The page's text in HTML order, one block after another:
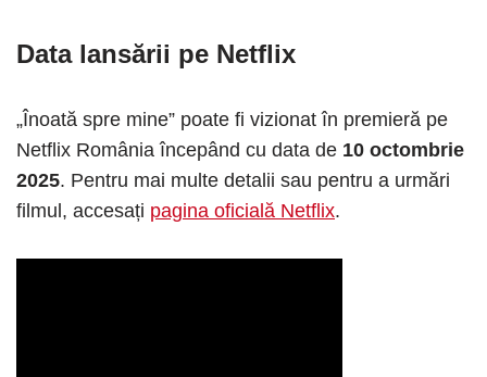
Data lansării pe Netflix
„Înoată spre mine” poate fi vizionat în premieră pe
Netflix România începând cu data de 10 octombrie
2025. Pentru mai multe detalii sau pentru a urmări
filmul, accesați pagina oficială Netflix.